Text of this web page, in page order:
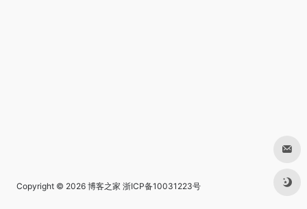
Copyright © 2026 博客之家 浙ICP备10031223号